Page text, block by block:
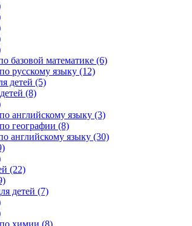
базовой математике (6)
русскому языку (12)
детей (5)
(8)
английскому языку (3)
географии (8)
английскому языку (30)
(22)
детей (7)